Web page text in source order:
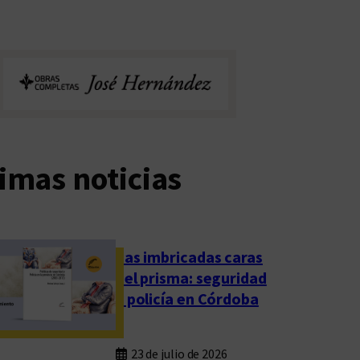
noticias
Las imbricadas caras
del prisma: seguridad
y policía en Córdoba
23 de julio de 2026